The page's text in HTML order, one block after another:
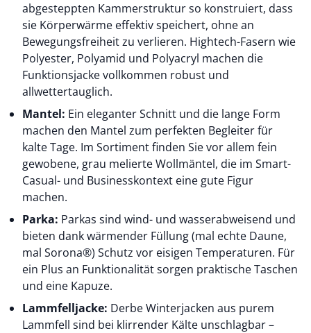
abgesteppten Kammerstruktur so konstruiert, dass
sie Körperwärme effektiv speichert, ohne an
Bewegungsfreiheit zu verlieren. Hightech-Fasern wie
Polyester, Polyamid und Polyacryl machen die
Funktionsjacke vollkommen robust und
allwettertauglich.
Mantel: Ein eleganter Schnitt und die lange Form
machen den Mantel zum perfekten Begleiter für
kalte Tage. Im Sortiment finden Sie vor allem fein
gewobene, grau melierte Wollmäntel, die im Smart-
Casual- und Businesskontext eine gute Figur
machen.
Parka: Parkas sind wind- und wasserabweisend und
bieten dank wärmender Füllung (mal echte Daune,
mal Sorona®) Schutz vor eisigen Temperaturen. Für
ein Plus an Funktionalität sorgen praktische Taschen
und eine Kapuze.
Lammfelljacke: Derbe Winterjacken aus purem
Lammfell sind bei klirrender Kälte unschlagbar –